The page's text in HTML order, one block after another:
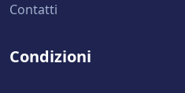
Contatti
Condizioni